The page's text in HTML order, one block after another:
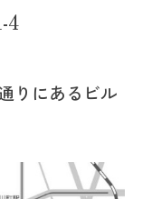
4
りにあるビル